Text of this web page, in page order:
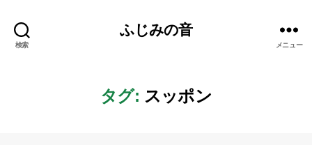
検索
ふじみの音
メニュー
タグ: スッポン